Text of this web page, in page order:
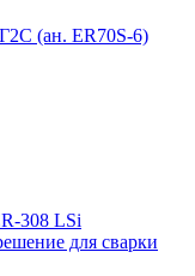
(ан. ER70S-6)